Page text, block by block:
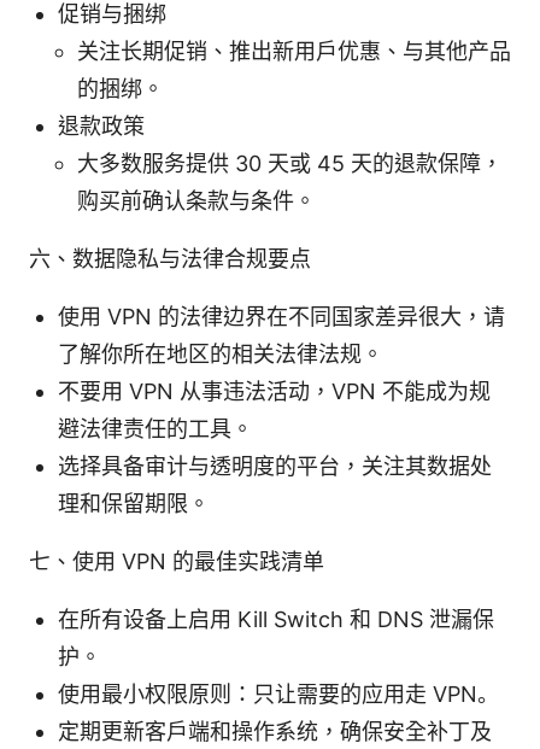
促销与捆绑
关注长期促销、推出新用户优惠、与其他产品
的捆绑。
退款政策
大多数服务提供 30 天或 45 天的退款保障，
购买前确认条款与条件。
六、数据隐私与法律合规要点
使用 VPN 的法律边界在不同国家差异很大，请
了解你所在地区的相关法律法规。
不要用 VPN 从事违法活动，VPN 不能成为规
避法律责任的工具。
选择具备审计与透明度的平台，关注其数据处
理和保留期限。
七、使用 VPN 的最佳实践清单
在所有设备上启用 Kill Switch 和 DNS 泄漏保
护。
使用最小权限原则：只让需要的应用走 VPN。
定期更新客户端和操作系统，确保安全补丁及